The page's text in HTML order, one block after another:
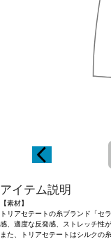
アイテム説明
【素材】
トリアセテートの糸ブランド「セ
感、適度な反発感、ストレッチ性が
また、トリアセテートはシルクの